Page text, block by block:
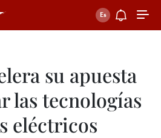
su apuesta
las tecnologías
eléctricos